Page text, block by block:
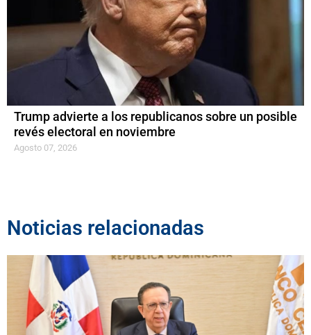
Trump advierte a los republicanos sobre un posible
revés electoral en noviembre
Agosto 07, 2026
Noticias relacionadas